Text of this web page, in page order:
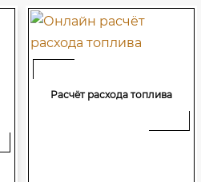
Расчёт расхода топлива